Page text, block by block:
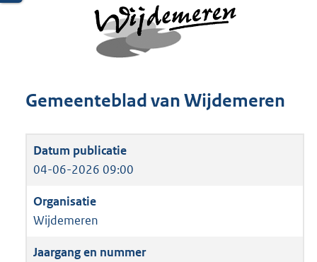
Gemeenteblad van Wijdemeren
04-06-2026 09:00
Wijdemeren